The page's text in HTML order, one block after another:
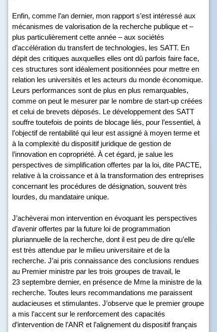
Enfin, comme l’an dernier, mon rapport s’est intéressé aux
mécanismes de valorisation de la recherche publique et –
plus particulièrement cette année – aux sociétés
d’accélération du transfert de technologies, les SATT. En
dépit des critiques auxquelles elles ont dû parfois faire face,
ces structures sont idéalement positionnées pour mettre en
relation les universités et les acteurs du monde économique.
Leurs performances sont de plus en plus remarquables,
comme on peut le mesurer par le nombre de start-up créées
et celui de brevets déposés. Le développement des SATT
souffre toutefois de points de blocage liés, pour l’essentiel, à
l’objectif de rentabilité qui leur est assigné à moyen terme et
à la complexité du dispositif juridique de gestion de
l’innovation en copropriété. À cet égard, je salue les
perspectives de simplification offertes par la loi, dite PACTE,
relative à la croissance et à la transformation des entreprises
concernant les procédures de désignation, souvent très
lourdes, du mandataire unique.
J’achèverai mon intervention en évoquant les perspectives
d’avenir offertes par la future loi de programmation
pluriannuelle de la recherche, dont il est peu de dire qu’elle
est très attendue par le milieu universitaire et de la
recherche. J’ai pris connaissance des conclusions rendues
au Premier ministre par les trois groupes de travail, le
23 septembre dernier, en présence de Mme la ministre de la
recherche. Toutes leurs recommandations me paraissent
audacieuses et stimulantes. J’observe que le premier groupe
a mis l’accent sur le renforcement des capacités
d’intervention de l’ANR et l’alignement du dispositif français